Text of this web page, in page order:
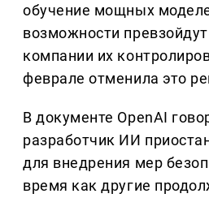
обучение мощных
возможности
компании их
феврале отменила это
В документе OpenAI
разработчик ИИ
для внедрения мер
время как другие